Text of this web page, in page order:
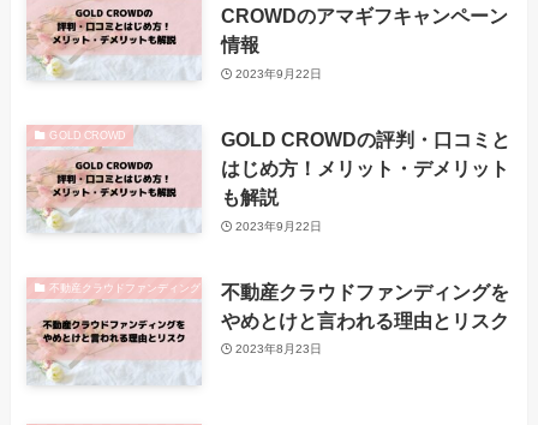
CROWDのアマギフキャンペーン
情報
2023年9月22日
GOLD CROWD
GOLD CROWDの評判・口コミと
はじめ方！メリット・デメリット
も解説
2023年9月22日
不動産クラウドファンディング
不動産クラウドファンディングを
やめとけと言われる理由とリスク
2023年8月23日